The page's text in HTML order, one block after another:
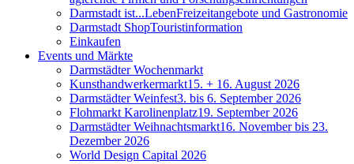
Darmstadt ist...LebenFreizeitangebote und Gastronomie
Darmstadt ShopTouristinformation
Einkaufen
Events und Märkte
Darmstädter Wochenmarkt
Kunsthandwerkermarkt15. + 16. August 2026
Darmstädter Weinfest3. bis 6. September 2026
Flohmarkt Karolinenplatz19. September 2026
Darmstädter Weihnachtsmarkt16. November bis 23.
Dezember 2026
World Design Capital 2026